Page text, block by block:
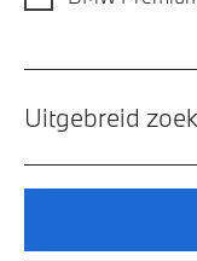
Uitgebreid